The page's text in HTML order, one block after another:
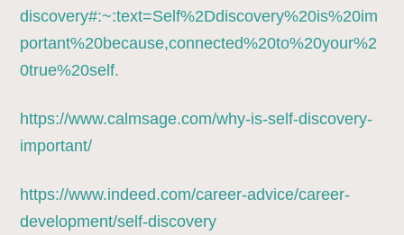
discovery#:~:text=Self%2Ddiscovery%20is%20im
portant%20because,connected%20to%20your%2
0true%20self.
https://www.calmsage.com/why-is-self-discovery-
important/
https://www.indeed.com/career-advice/career-
development/self-discovery